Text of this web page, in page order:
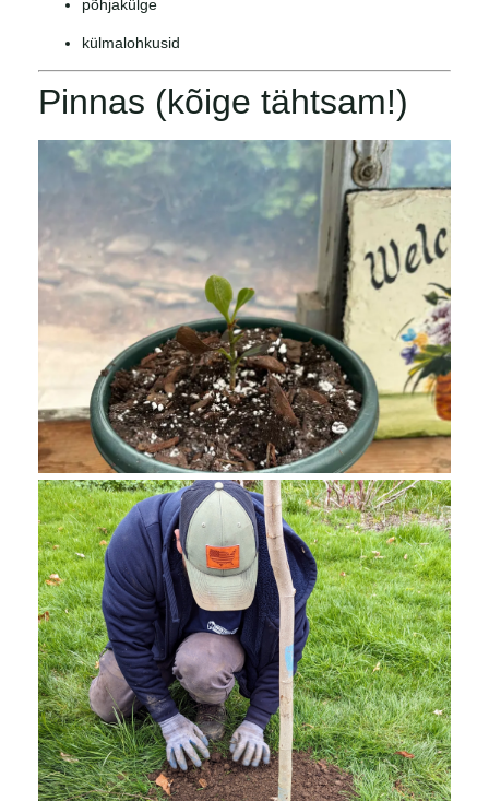
põhjakülge
külmalohkusid
Pinnas (kõige tähtsam!)